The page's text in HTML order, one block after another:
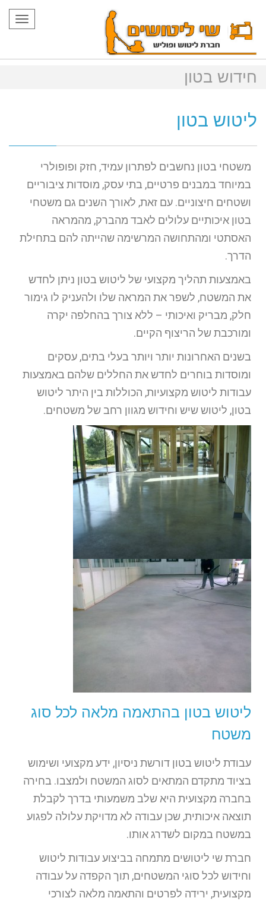
חידוש בטון
ליטוש בטון
משטחי בטון נחשבים לפתרון עמיד, חזק ופופולרי
במיוחד במבנים פרטיים, בתי עסק, מוסדות ציבוריים
ושטחים חיצוניים. עם זאת, לאורך השנים גם משטחי
בטון איכותיים עלולים לאבד מהברק, מהמראה
האסתטי ומהתחושה המרשימה שהייתה להם בתחילת
הדרך.
באמצעות תהליך מקצועי של ליטוש בטון ניתן לחדש
את המשטח, לשפר את המראה שלו ולהעניק לו גימור
חלק, מבריק ואיכותי – ללא צורך בהחלפה יקרה
ומורכבת של הריצוף הקיים.
בשנים האחרונות יותר ויותר בעלי בתים, עסקים
ומוסדות בוחרים לחדש את החללים שלהם באמצעות
עבודות ליטוש מקצועיות, הכוללות בין היתר ליטוש
בטון, ליטוש שיש וחידוש מגוון רחב של משטחים.
ליטוש בטון בהתאמה מלאה לכל סוג
משטח
עבודת ליטוש בטון דורשת ניסיון, ידע מקצועי ושימוש
בציוד מתקדם המתאים לסוג המשטח ולמצבו. בחירה
בחברה מקצועית היא שלב משמעותי בדרך לקבלת
תוצאה איכותית, שכן עבודה לא מדויקת עלולה לפגוע
במשטח במקום לשדרג אותו.
חברת שי ליטושים מתמחה בביצוע עבודות ליטוש
וחידוש לכל סוגי המשטחים, תוך הקפדה על עבודה
מקצועית, ירידה לפרטים והתאמה מלאה לצורכי